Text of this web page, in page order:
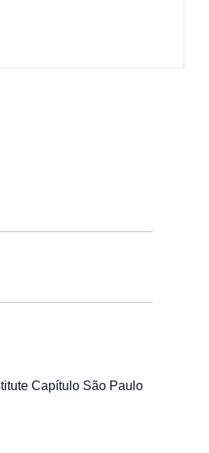
Capítulo São Paulo